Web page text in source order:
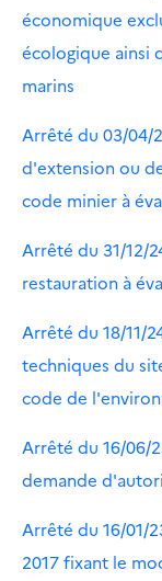
économique
écologique ainsi
marins
Arrêté du 03/04/
d'extension ou
code minier à
Arrêté du 31/12/
restauration à
Arrêté du 18/11/
techniques du
code de
Arrêté du 16/06/
demande
Arrêté du 16/01/
2017 fixant le